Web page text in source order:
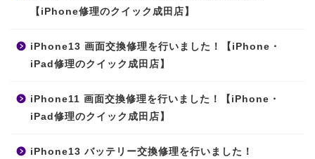
【iPhone修理のクイック成田店】
iPhone13 画面交換修理を行いました！【iPhone・
iPad修理のクイック成田店】
iPhone11 画面交換修理を行いました！【iPhone・
iPad修理のクイック成田店】
iPhone13 バッテリー交換修理を行いました！